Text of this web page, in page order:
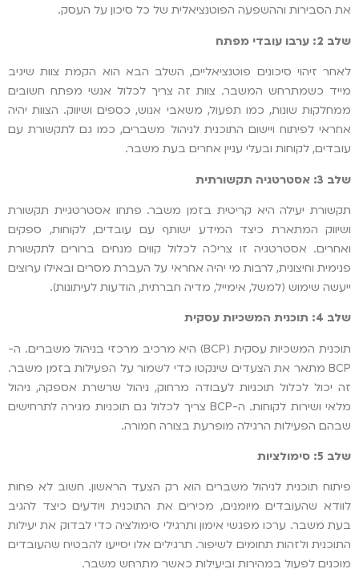
את הסבירות וההשפעה הפוטנציאלית של כל סיכון על העסק.
שלב 2: ערבו עובדי מפתח
לאחר זיהוי סיכונים פוטנציאליים, השלב הבא הוא הקמת צוות שיגיב
מייד כשמתרחש המשבר. צוות זה צריך לכלול אנשי מפתח חשובים
ממחלקות שונות, כמו תפעול, משאבי אנוש, כספים ושיווק. הצוות יהיה
אחראי לפיתוח ויישום התוכנית לניהול משברים, כמו גם לתקשורת עם
עובדים, לקוחות ובעלי עניין אחרים בעת משבר.
שלב 3: אסטרטגיה תקשורתית
תקשורת יעילה היא קריטית בזמן משבר. פתחו אסטרטגיית תקשורת
ושיווק המתארת כיצד המידע ישותף עם עובדים, לקוחות, ספקים
ואחרים. אסטרטגיה זו צריכה לכלול קווים מנחים ברורים לתקשורת
פנימית וחיצונית, לרבות מי יהיה אחראי על העברת מסרים ובאילו ערוצים
ייעשה שימוש (למשל, אימייל, מדיה חברתית, הודעות לעיתונות).
שלב 4: תוכנית המשכיות עסקית
תוכנית המשכיות עסקית (BCP) היא מרכיב מרכזי בניהול משברים. ה-
BCP מתאר את הצעדים שינקטו כדי לשמור על הפעילות בזמן משבר.
זה יכול לכלול תוכניות לעבודה מרחוק, ניהול שרשרת אספקה, ניהול
מלאי ושירות לקוחות. ה-BCP צריך לכלול גם תוכניות מגירה לתרחישים
שבהם הפעילות הרגילה מופרעת בצורה חמורה.
שלב 5: סימולציות
פיתוח תוכנית לניהול משברים הוא רק הצעד הראשון. חשוב לא פחות
לוודא שהעובדים מיומנים, מכירים את התוכנית ויודעים כיצד להגיב
בעת משבר. ערכו מפגשי אימון ותרגילי סימולציה כדי לבדוק את יעילות
התוכנית ולזהות תחומים לשיפור. תרגילים אלו יסייעו להבטיח שהעובדים
מוכנים לפעול במהירות וביעילות כאשר מתרחש משבר.